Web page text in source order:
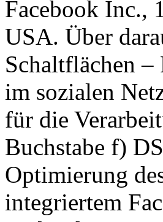
Facebook Inc.,
USA. Über
Schaltflächen
im sozialen
für die
Buchstabe f)
Optimierung
integriertem